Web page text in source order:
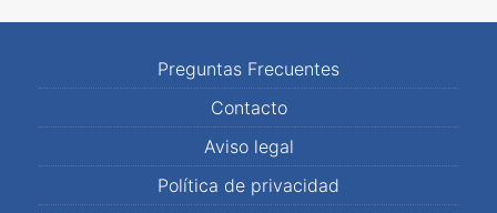
Preguntas Frecuentes
Contacto
Aviso legal
Política de privacidad